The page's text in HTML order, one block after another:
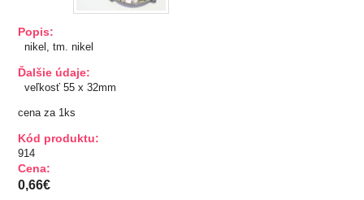
TIPY NA DARČEKY
Zľavnené
Bižutérny kútik
Burda strihy
Popis:
nikel, tm. nikel
Ďalšie údaje:
veľkosť 55 x 32mm
cena za 1ks
Kód produktu:
914
Cena:
0,66€